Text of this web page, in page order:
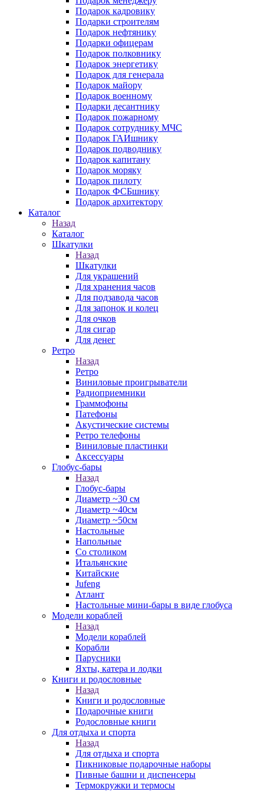
Подарок кадровику
Подарки строителям
Подарок нефтянику
Подарки офицерам
Подарок полковнику
Подарок энергетику
Подарок для генерала
Подарок майору
Подарок военному
Подарки десантнику
Подарок пожарному
Подарок сотруднику МЧС
Подарок ГАИшнику
Подарок подводнику
Подарок капитану
Подарок моряку
Подарок пилоту
Подарок ФСБшнику
Подарок архитектору
Каталог
Назад
Каталог
Шкатулки
Назад
Шкатулки
Для украшений
Для хранения часов
Для подзавода часов
Для запонок и колец
Для очков
Для сигар
Для денег
Ретро
Назад
Ретро
Виниловые проигрыватели
Радиоприемники
Граммофоны
Патефоны
Акустические системы
Ретро телефоны
Виниловые пластинки
Аксессуары
Глобус-бары
Назад
Глобус-бары
Диаметр ~30 см
Диаметр ~40см
Диаметр ~50см
Настольные
Напольные
Со столиком
Итальянские
Китайские
Jufeng
Атлант
Настольные мини-бары в виде глобуса
Модели кораблей
Назад
Модели кораблей
Корабли
Парусники
Яхты, катера и лодки
Книги и родословные
Назад
Книги и родословные
Подарочные книги
Родословные книги
Для отдыха и спорта
Назад
Для отдыха и спорта
Пикниковые подарочные наборы
Пивные башни и диспенсеры
Термокружки и термосы